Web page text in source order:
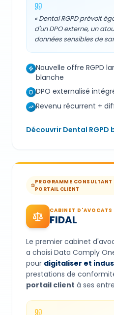
« Dental RGPD prévoit
d'un DPO externe, un
données sensibles de
Nouvelle offre RGPD
blanche
DPO externalisé
Revenu récurrent +
Découvrir Dental RGPD
PROGRAMME CONSULTANT
PORTAIL CLIENT
CABINET D'AVOCATS
FIDAL
Le premier cabinet
a choisi Data Comply
pour digitaliser et
prestations de
portail client à ses